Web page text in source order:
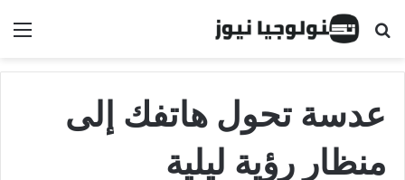
البحث عن
عدسة تحول هاتفك إلى
منظار رؤية ليلية